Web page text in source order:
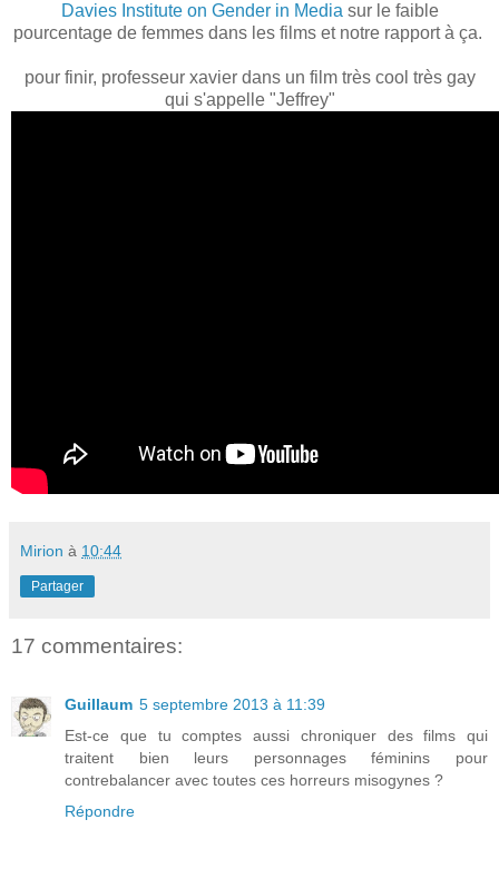
Davies Institute on Gender in Media sur le faible
pourcentage de femmes dans les films et notre rapport à ça.
pour finir, professeur xavier dans un film très cool très gay
qui s'appelle "Jeffrey"
Mirion à 10:44
Partager
17 commentaires:
Guillaum 5 septembre 2013 à 11:39
Est-ce que tu comptes aussi chroniquer des films qui
traitent bien leurs personnages féminins pour
contrebalancer avec toutes ces horreurs misogynes ?
Répondre